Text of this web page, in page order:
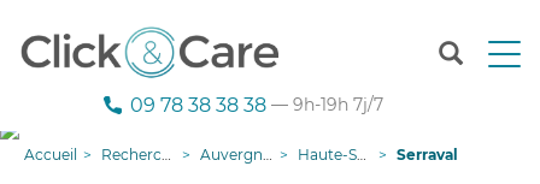
T
09 78 38 38 38 — 9h-19h 7j/7
Accueil Recherche aide à domicile Auvergne-Rhône-Alpes Haute-Savoie Serraval